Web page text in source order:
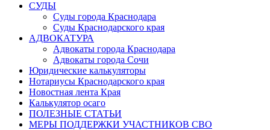
СУДЫ
Суды города Краснодара
Суды Краснодарского края
АДВОКАТУРА
Адвокаты города Краснодара
Адвокаты города Сочи
Юридические калькуляторы
Нотариусы Краснодарского края
Новостная лента Края
Калькулятор осаго
ПОЛЕЗНЫЕ СТАТЬИ
МЕРЫ ПОДДЕРЖКИ УЧАСТНИКОВ СВО